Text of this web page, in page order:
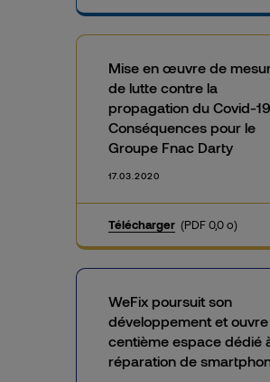
Mise en œuvre de
de lutte contre la
propagation du Covid-
Conséquences pour le
Groupe Fnac Darty
17.03.2020
Télécharger (PDF 0,0 o)
WeFix poursuit son
développement et
centième espace dédié
réparation de